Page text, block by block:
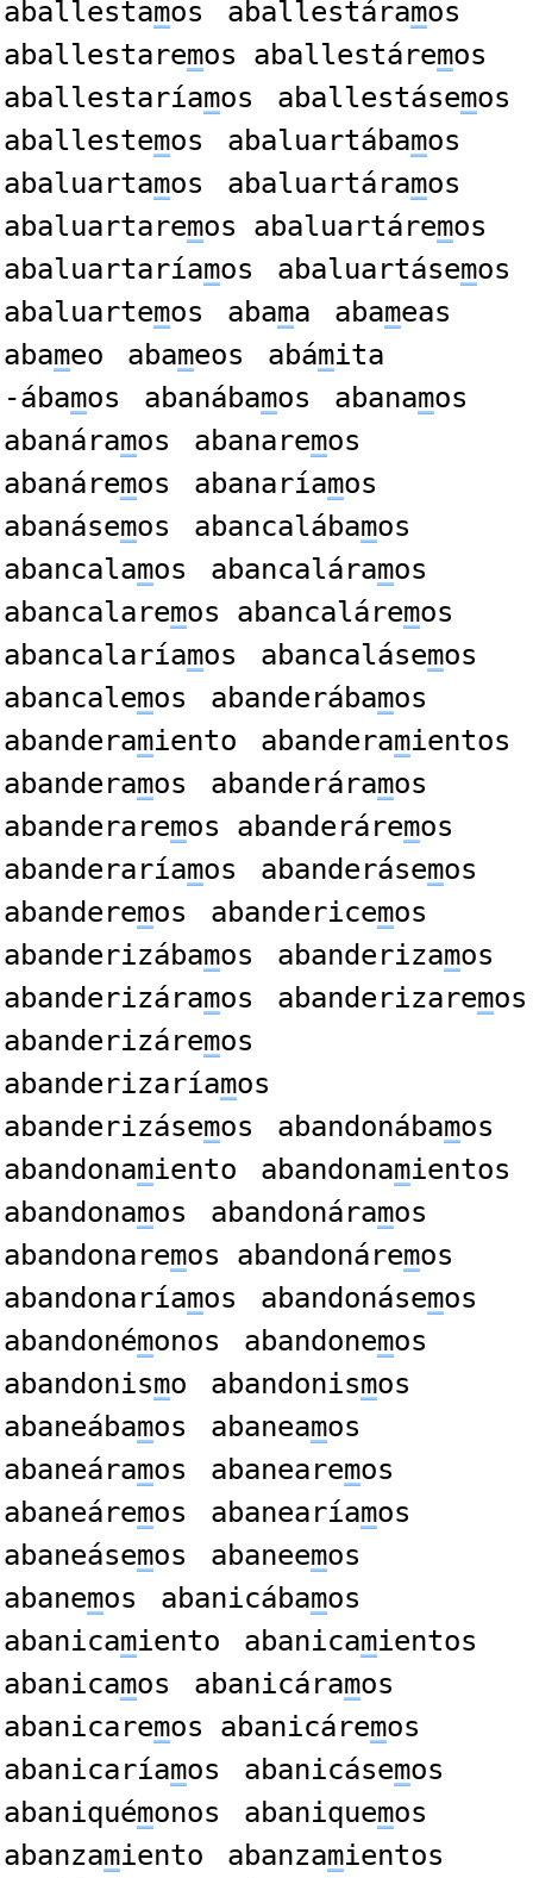
aballestamos aballestáramos
aballestaremos aballestáremos
aballestaríamos aballestásemos
aballestemos abaluartábamos
abaluartamos abaluartáramos
abaluartaremos abaluartáremos
abaluartaríamos abaluartásemos
abaluartemos abama abameas
abameo abameos abámita
-ábamos abanábamos abanamos
abanáramos abanaremos
abanáremos abanaríamos
abanásemos abancalábamos
abancalamos abancaláramos
abancalaremos abancaláremos
abancalaríamos abancalásemos
abancalemos abanderábamos
abanderamiento abanderamientos
abanderamos abanderáramos
abanderaremos abanderáremos
abanderaríamos abanderásemos
abanderemos abandericemos
abanderizábamos abanderizamos
abanderizáramos abanderizaremos
abanderizáremos
abanderizaríamos
abanderizásemos abandonábamos
abandonamiento abandonamientos
abandonamos abandonáramos
abandonaremos abandonáremos
abandonaríamos abandonásemos
abandonémonos abandonemos
abandonismo abandonismos
abaneábamos abaneamos
abaneáramos abanearemos
abaneáremos abanearíamos
abaneásemos abaneemos
abanemos abanicábamos
abanicamiento abanicamientos
abanicamos abanicáramos
abanicaremos abanicáremos
abanicaríamos abanicásemos
abaniquémonos abaniquemos
abanzamiento abanzamientos